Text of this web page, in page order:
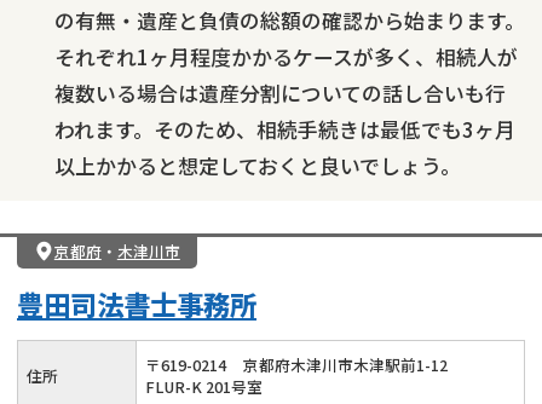
の有無・遺産と負債の総額の確認から始まります。
それぞれ1ヶ月程度かかるケースが多く、相続人が
複数いる場合は遺産分割についての話し合いも行
われます。そのため、相続手続きは最低でも3ヶ月
以上かかると想定しておくと良いでしょう。
京都府・ 木津川市
豊田司法書士事務所
住所 〒619-0214
京都府木津川市木津駅前1-12
FLUR-K 201号室